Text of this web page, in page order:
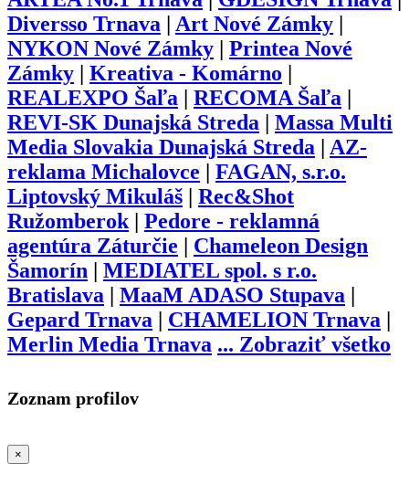
Diversso Trnava
Art Nové Zámky
NYKON Nové Zámky
Printea Nové
Zámky
Kreativa - Komárno
REALEXPO Šaľa
RECOMA Šaľa
REVI-SK Dunajská Streda
Massa Multi
Media Slovakia Dunajská Streda
AZ-
reklama Michalovce
FAGAN, s.r.o.
Liptovský Mikuláš
Rec&Shot
Ružomberok| Pedore - reklamná
agentúra Záturčie
Chameleon Design
Šamorín
MEDIATEL spol. s r.o.
Bratislava
MaaM ADASO Stupava
Gepard Trnava
CHAMELION Trnava
Merlin Media Trnava ... Zobraziť všetko
Zoznam profilov
×